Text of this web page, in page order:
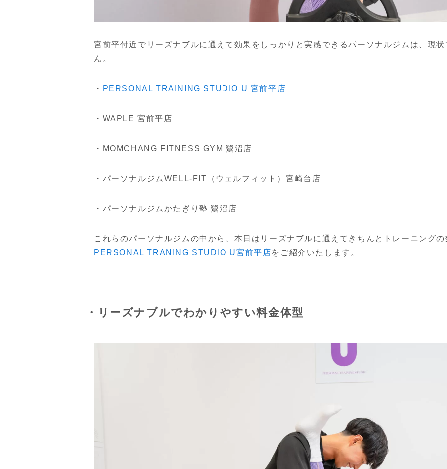
宮前平付近でリーズナブルに通えて効果をしっかりと実感できるパーソナルジムは、現
ん。
・ PERSONAL TRAINING STUDIO U 宮前平店
・WAPLE 宮前平店
・MOMCHANG FITNESS GYM 鷺沼店
・パーソナルジムWELL-FIT（ウェルフィット）宮崎台店
・パーソナルジムかたぎり塾 鷺沼店
これらのパーソナルジムの中から、本日はリーズナブルに通えてきちんとトレーニング
PERSONAL TRANING STUDIO U宮前平店をご紹介いたします。
・リーズナブルでわかりやすい料金体型